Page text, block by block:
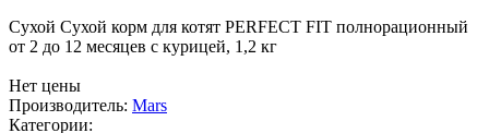
Сухой Сухой корм для котят PERFECT FIT полнорационный
от 2 до 12 месяцев с курицей, 1,2 кг
Нет цены
Производитель: Mars
Категории: